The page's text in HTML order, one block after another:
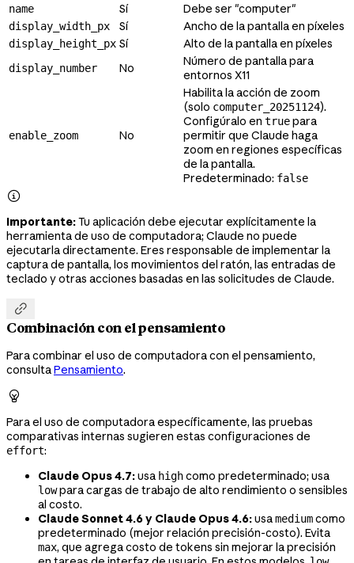
name Sí Debe ser "computer"
display_width_px Sí Ancho de la pantalla en píxeles
display_height_px Sí Alto de la pantalla en píxeles
display_number No
Número de pantalla para
entornos X11
enable_zoom No
Habilita la acción de zoom
(solo computer_20251124).
Configúralo en truepara
permitir que Claude haga
zoom en regiones específicas
de la pantalla.
Predeterminado: false

Importante:Tu aplicación debe ejecutar explícitamente la
herramienta de uso de computadora; Claude no puede
ejecutarla directamente. Eres responsable de implementar la
captura de pantalla, los movimientos del ratón, las entradas de
teclado y otras acciones basadas en las solicitudes de Claude.

Combinación con el pensamiento
Para combinar el uso de computadora con el pensamiento,
consultaPensamiento.

Para el uso de computadora específicamente, las pruebas
comparativas internas sugieren estas configuraciones de
effort:
Claude Opus 4.7:usa highcomo predeterminado; usa
lowpara cargas de trabajo de alto rendimiento o sensibles
al costo.
Claude Sonnet 4.6 y Claude Opus 4.6:usamediumcomo
predeterminado (mejor relación precisión-costo). Evita
max, que agrega costo de tokens sin mejorar la precisión